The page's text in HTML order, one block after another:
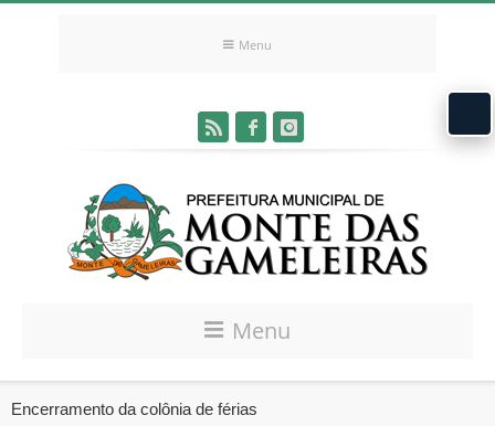
Menu
Menu
Encerramento da colônia de férias